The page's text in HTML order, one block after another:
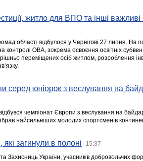
житло для ВПО та інші
області відбулося у Чернігові 27 липня. На
контролі ОВА, зокрема освоєння освітніх
переміщених осіб житлом, розроблення
юніорок з веслування на
чемпіонат Європи з веслування на
найсильніших молодих спортсменів
загинули в полоні 15:37
Захисниць України, учасників добровольчих